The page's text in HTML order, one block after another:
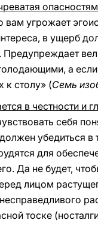
вам угрожает
в ущерб
Предупреждает
а
к столу» (Семь
в честности и
себя
убедиться в
для
Да не будет,
лицом
тоске